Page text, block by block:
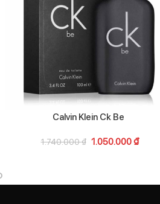
Calvin Klein Ck Be
1.740.000₫ 1.050.000₫